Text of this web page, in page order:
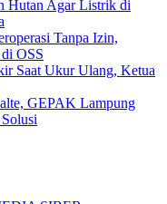
Hutan Agar Listrik di
Tanpa Izin,
OSS
Saat Ukur Ulang, Ketua
GEPAK Lampung